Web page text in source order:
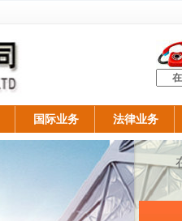
国际业务 法律业务